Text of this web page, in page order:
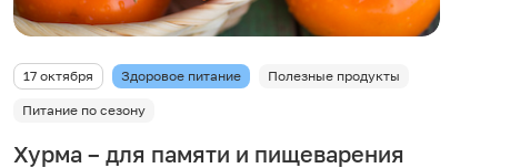
17 октября Здоровое питание Полезные продукты
Питание по сезону
Хурма – для памяти и пищеварения